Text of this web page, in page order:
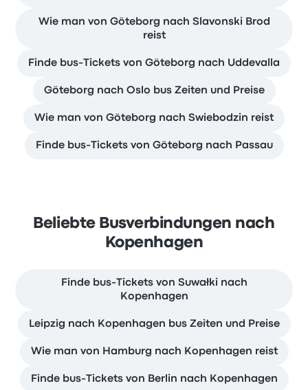
Wie man von Göteborg nach Slavonski Brod
reist
Finde bus-Tickets von Göteborg nach Uddevalla
Göteborg nach Oslo bus Zeiten und Preise
Wie man von Göteborg nach Swiebodzin reist
Finde bus-Tickets von Göteborg nach Passau
Beliebte Busverbindungen nach
Kopenhagen
Finde bus-Tickets von Suwałki nach
Kopenhagen
Leipzig nach Kopenhagen bus Zeiten und Preise
Wie man von Hamburg nach Kopenhagen reist
Finde bus-Tickets von Berlin nach Kopenhagen